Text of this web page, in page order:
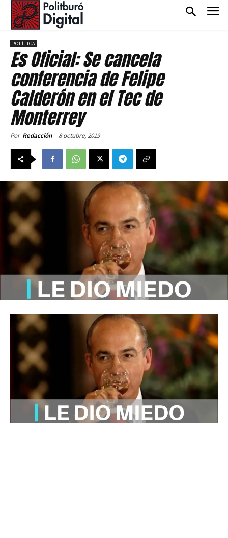
POLÍTICA
Es Oficial: Se cancela
conferencia de Felipe
Calderón en el Tec de
Monterrey
Por Redacción 8 octubre, 2019